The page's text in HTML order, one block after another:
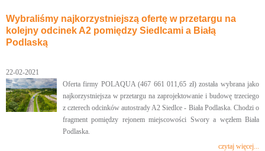
Wybraliśmy najkorzystniejszą ofertę w przetargu na
kolejny odcinek A2 pomiędzy Siedlcami a Białą
Podlaską
22-02-2021
Oferta firmy POLAQUA (467 661 011,65 zł) została wybrana jako
najkorzystniejsza w przetargu na zaprojektowanie i budowę trzeciego
z czterech odcinków autostrady A2 Siedlce - Biała Podlaska. Chodzi o
fragment pomiędzy rejonem miejscowości Swory a węzłem Biała
Podlaska.
czytaj więcej...